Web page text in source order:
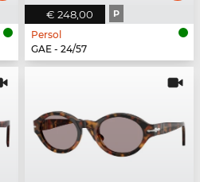
€ 248,00 P
Persol
GAE - 24/57